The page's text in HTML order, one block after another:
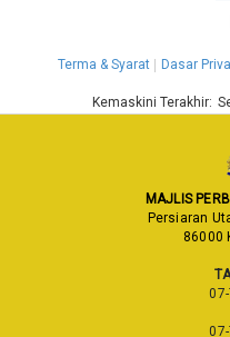
Terma & Syarat Dasar
Kemaskini Terakhir:
MAJLIS
Persiaran
86000